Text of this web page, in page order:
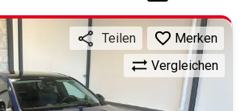
Vergleichen
Teilen Merken